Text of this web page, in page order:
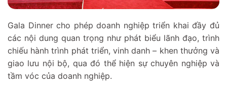
Gala Dinner cho phép doanh nghiệp triển khai đầy đủ
các nội dung quan trọng như phát biểu lãnh đạo, trình
chiếu hành trình phát triển, vinh danh – khen thưởng và
giao lưu nội bộ, qua đó thể hiện sự chuyên nghiệp và
tầm vóc của doanh nghiệp.